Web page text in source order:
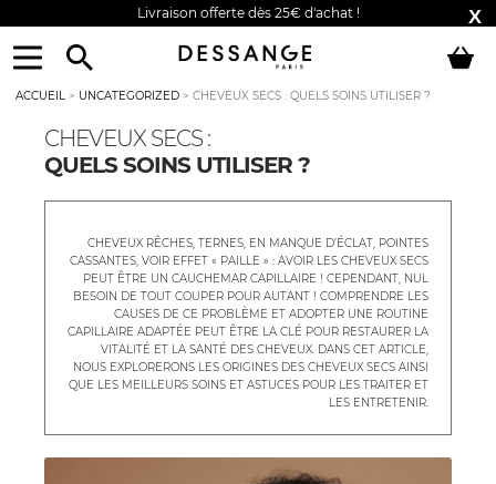
X
Livraison offerte dès 25€ d'achat !
Aller
navigation
Aller
Menu
ACCUEIL > UNCATEGORIZED >CHEVEUX SECS : QUELS SOINS UTILISER ?
CHEVEUX SECS :
QUELS SOINS UTILISER ?
CHEVEUX RÊCHES, TERNES, EN MANQUE D’ÉCLAT, POINTES
CASSANTES, VOIR EFFET « PAILLE » : AVOIR LES CHEVEUX SECS
PEUT ÊTRE UN CAUCHEMAR CAPILLAIRE ! CEPENDANT, NUL
BESOIN DE TOUT COUPER POUR AUTANT ! COMPRENDRE LES
CAUSES DE CE PROBLÈME ET ADOPTER UNE ROUTINE
CAPILLAIRE ADAPTÉE PEUT ÊTRE LA CLÉ POUR RESTAURER LA
VITALITÉ ET LA SANTÉ DES CHEVEUX. DANS CET ARTICLE,
NOUS EXPLORERONS LES ORIGINES DES CHEVEUX SECS AINSI
QUE LES MEILLEURS SOINS ET ASTUCES POUR LES TRAITER ET
LES ENTRETENIR.